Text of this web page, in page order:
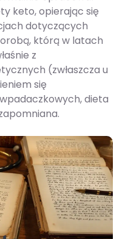
keto, opierając się
dotyczących
którą w latach
z
(zwłaszcza u
się
dieta